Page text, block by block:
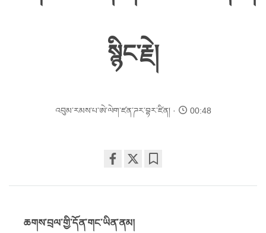
སྙིང་རྗེ།
འབུམ་རམས་པ་ཨེ་ལེག་ཛན་ཌར་བྷར་ཛིན། 00:48
on
ཆགས་བྲལ་གྱི་དོན་གང་ཡིན་ནམ།